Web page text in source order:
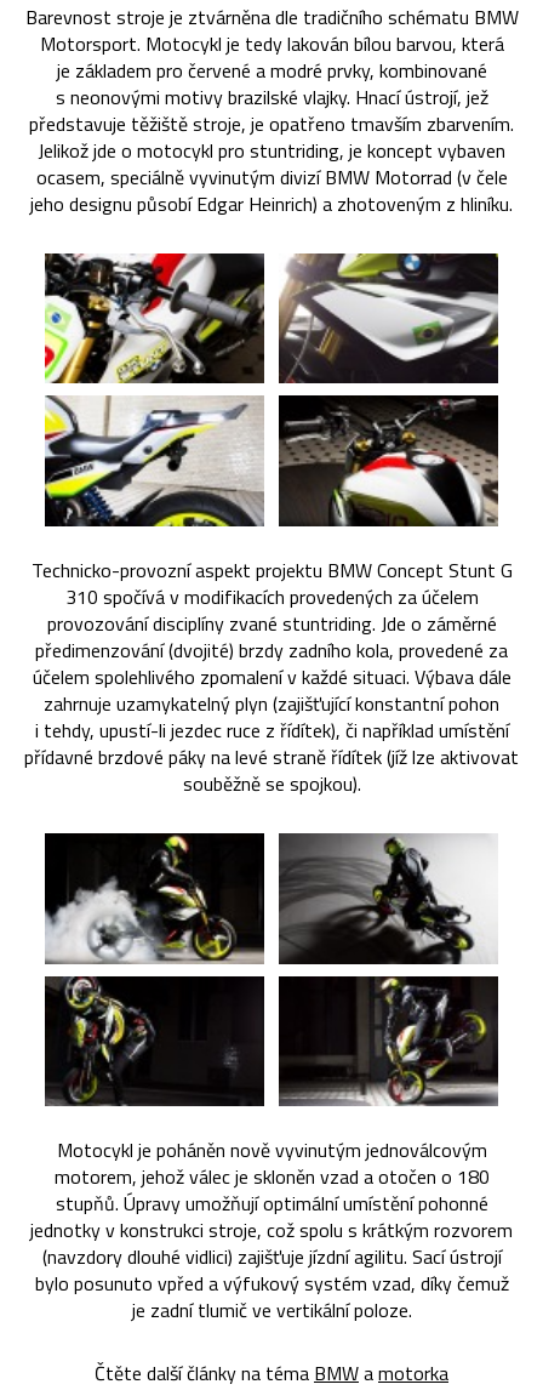
Barevnost stroje je ztvárněna dle tradičního schématu BMW
Motorsport. Motocykl je tedy lakován bílou barvou, která
je základem pro červené a modré prvky, kombinované
s neonovými motivy brazilské vlajky. Hnací ústrojí, jež
představuje těžiště stroje, je opatřeno tmavším zbarvením.
Jelikož jde o motocykl pro stuntriding, je koncept vybaven
ocasem, speciálně vyvinutým divizí BMW Motorrad (v čele
jeho designu působí Edgar Heinrich) a zhotoveným z hliníku.
Technicko-provozní aspekt projektu BMW Concept Stunt G
310 spočívá v modifikacích provedených za účelem
provozování disciplíny zvané stuntriding. Jde o záměrné
předimenzování (dvojité) brzdy zadního kola, provedené za
účelem spolehlivého zpomalení v každé situaci. Výbava dále
zahrnuje uzamykatelný plyn (zajišťující konstantní pohon
i tehdy, upustí-li jezdec ruce z řídítek), či například umístění
přídavné brzdové páky na levé straně řídítek (jíž lze aktivovat
souběžně se spojkou).
Motocykl je poháněn nově vyvinutým jednoválcovým
motorem, jehož válec je skloněn vzad a otočen o 180
stupňů. Úpravy umožňují optimální umístění pohonné
jednotky v konstrukci stroje, což spolu s krátkým rozvorem
(navzdory dlouhé vidlici) zajišťuje jízdní agilitu. Sací ústrojí
bylo posunuto vpřed a výfukový systém vzad, díky čemuž
je zadní tlumič ve vertikální poloze.
Čtěte další články na téma BMWamotorka